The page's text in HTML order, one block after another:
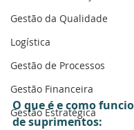
Gestão da Qualidade
Logística
Gestão de Processos
Gestão Financeira
Gestão Estratégica
O que é e como
de suprimentos: